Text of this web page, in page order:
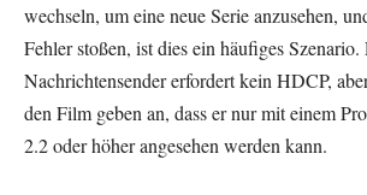
wechseln, um eine neue Serie anzusehen,
Fehler stoßen, ist dies ein häufiges Szenario.
Nachrichtensender erfordert kein HDCP,
den Film geben an, dass er nur mit einem
2.2 oder höher angesehen werden kann.